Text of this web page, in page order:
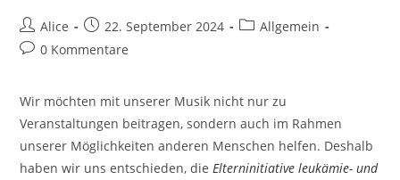
Beitrags-
Autor:
Alice
Beitrag
veröffentlicht:
22. September 2024
Beitrags-
Allgemein
Beitrags-
0 Kommentare
Wir möchten mit unserer Musik nicht nur zu
Veranstaltungen beitragen, sondern auch im Rahmen
unserer Möglichkeiten anderen Menschen helfen. Deshalb
haben wir uns entschieden, die Elterninitiative leukämie- und